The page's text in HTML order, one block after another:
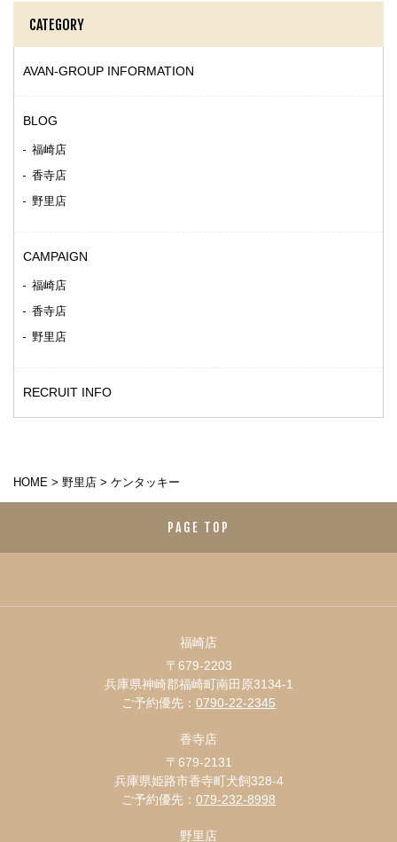
CATEGORY
AVAN-GROUP INFORMATION
BLOG
福崎店
香寺店
野里店
CAMPAIGN
福崎店
香寺店
野里店
RECRUIT INFO
HOME > 野里店 > ケンタッキー
PAGE TOP
福崎店
〒679-2203
兵庫県神崎郡福崎町南田原3134-1
ご予約優先： 0790-22-2345
香寺店
〒679-2131
兵庫県姫路市香寺町犬飼328-4
ご予約優先： 079-232-8998
野里店